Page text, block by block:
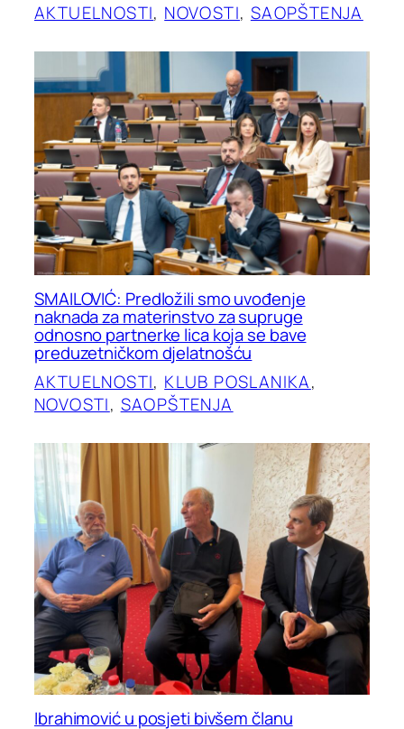
AKTUELNOSTI, NOVOSTI, SAOPŠTENJA
SMAILOVIĆ: Predložili smo uvođenje
naknada za materinstvo za supruge
odnosno partnerke lica koja se bave
preduzetničkom djelatnošću
AKTUELNOSTI, KLUB POSLANIKA
NOVOSTI, SAOPŠTENJA
Ibrahimović u posjeti bivšem članu